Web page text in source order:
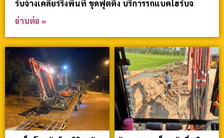
รับจ้างเคลียร์ริ่งพื้นที่ ขุดฟุตติ้ง บริการรถแบคโฮรับจ
อ่านต่อ »